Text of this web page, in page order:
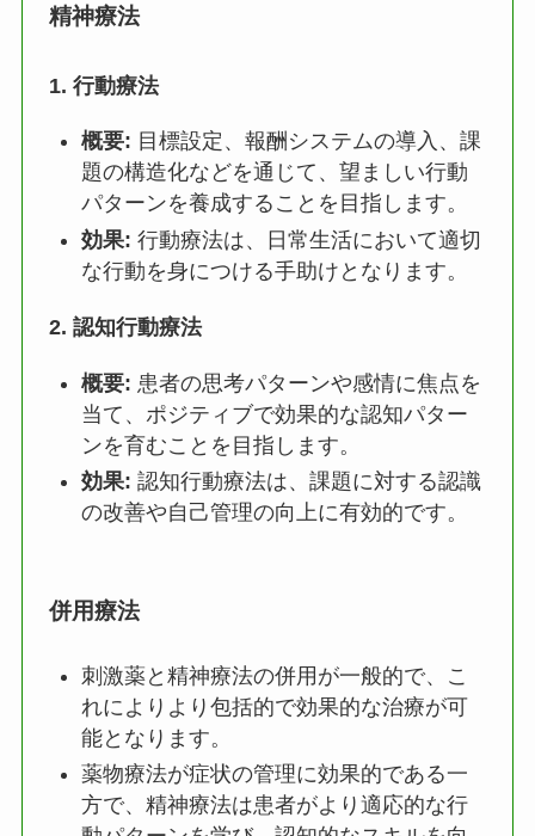
精神療法
1.行動療法
概要: 目標設定、報酬システムの導入、課
題の構造化などを通じて、望ましい行動
パターンを養成することを目指します。
効果: 行動療法は、日常生活において適切
な行動を身につける手助けとなります。
2.認知行動療法
概要: 患者の思考パターンや感情に焦点を
当て、ポジティブで効果的な認知パター
ンを育むことを目指します。
効果: 認知行動療法は、課題に対する認識
の改善や自己管理の向上に有効的です。
併用療法
刺激薬と精神療法の併用が一般的で、こ
れによりより包括的で効果的な治療が可
能となります。
薬物療法が症状の管理に効果的である一
方で、精神療法は患者がより適応的な行